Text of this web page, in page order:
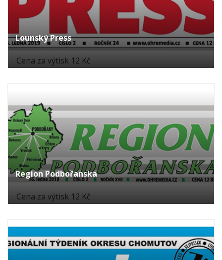
Lounský Press
Cena za výtisk 12 Kč
Region Podbořanska
Cena za výtisk 12 Kč